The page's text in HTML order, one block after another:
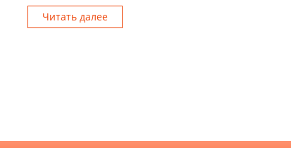
Читать далее